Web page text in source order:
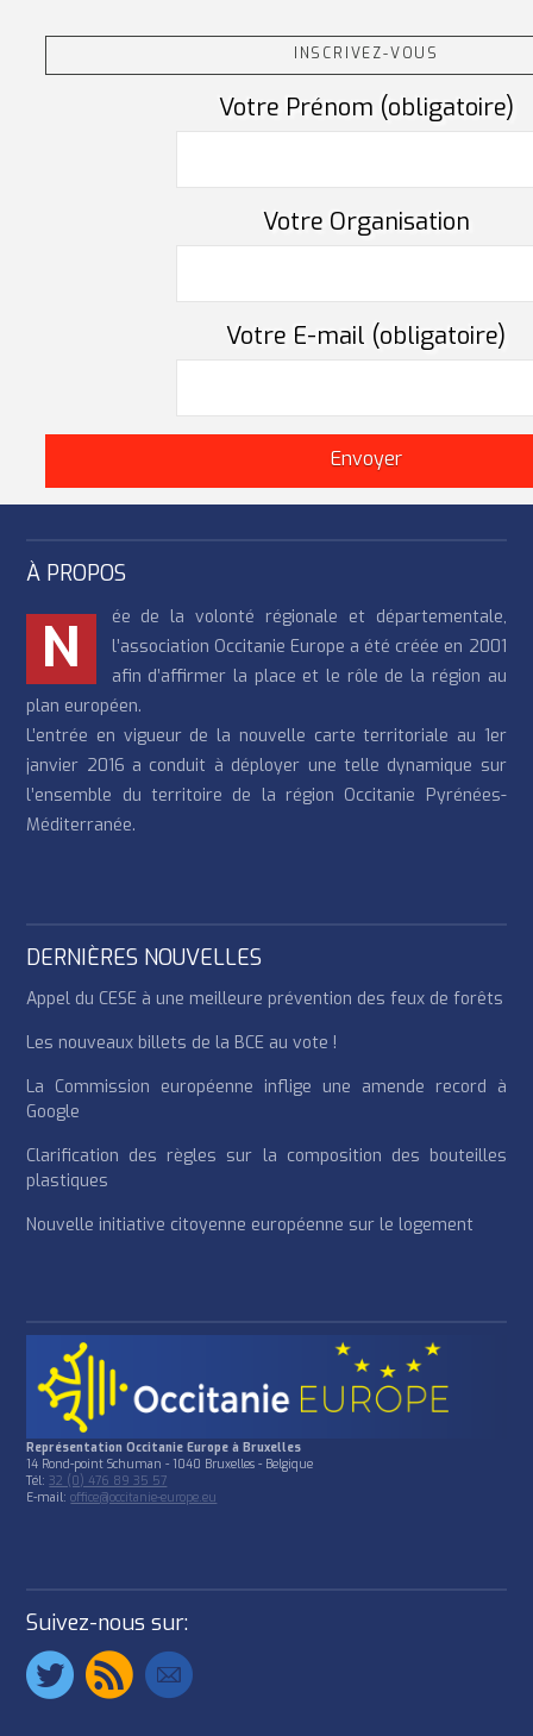
INSCRIVEZ-VOUS
Votre Prénom (obligatoire)
Votre Organisation
Votre E-mail (obligatoire)
À PROPOS
N
ée de la volonté régionale et départementale,
l’association Occitanie Europe a été créée en 2001
afin d’affirmer la place et le rôle de la région au
plan européen.
L’entrée en vigueur de la nouvelle carte territoriale au 1er
janvier 2016 a conduit à déployer une telle dynamique sur
l’ensemble du territoire de la région Occitanie Pyrénées-
Méditerranée.
DERNIÈRES NOUVELLES
Appel du CESE à une meilleure prévention des feux de forêts
Les nouveaux billets de la BCE au vote !
La Commission européenne inflige une amende record à
Google
Clarification des règles sur la composition des bouteilles
plastiques
Nouvelle initiative citoyenne européenne sur le logement
Représentation Occitanie Europe à Bruxelles
14 Rond-point Schuman - 1040 Bruxelles - Belgique
Tél:32 (0) 476 89 35 57
E-mail:office@occitanie-europe.eu
Suivez-nous sur: